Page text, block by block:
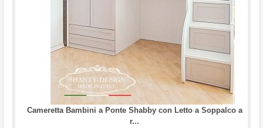
Cameretta Bambini a Ponte Shabby con Letto a Soppalco a
r...